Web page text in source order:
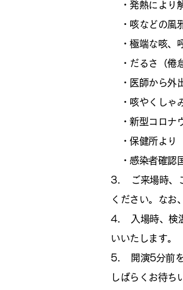
・発熱により
・咳などの風
・極端な咳、
・だるさ（倦
・医師から外
・咳やくしゃ
・新型コロナ
・保健所より
・感染者確認
3. ご来場時、ご
ください。なお
4. 入場時、検温
いいたします。
5. 開演5分前を
しばらくお待ち